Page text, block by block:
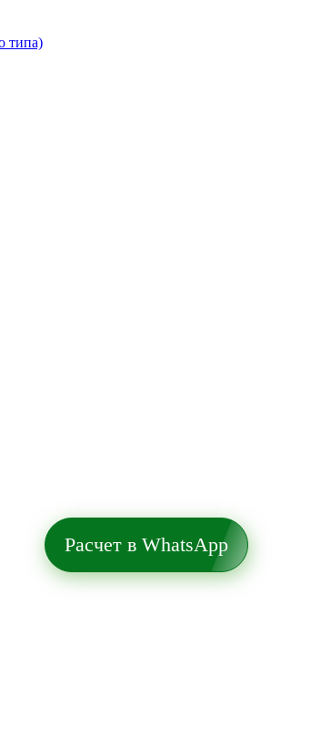
типа)
Расчет в WhatsApp